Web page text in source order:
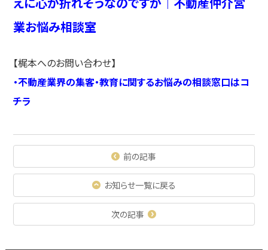
業お悩み相談室
【梶本へのお問い合わせ】
・不動産業界の集客・教育に関するお悩みの相談窓口はコ
チラ
前の記事
お知らせ一覧に戻る
次の記事